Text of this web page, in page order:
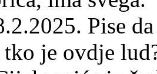
Pise
tko je ovdje